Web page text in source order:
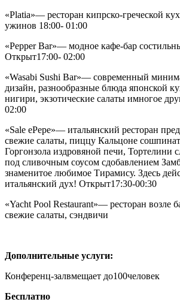
«Platia»— ресторан кипрско-греческой
ужинов 18:00- 01:00
«Pepper Bar»— модное кафе-бар
Открыт17:00- 02:00
«Wasabi Sushi Bar»— современный
дизайн, разнообразные блюда японской
нигири, экзотические салаты имногое
02:00
«Sale ePepe»— итальянский ресторан
свежие салаты, пиццу Кальцоне
Горгонзола издровяной печи, Тортелини
под сливочным соусом сдобавлением
знаменитое любимое Тирамису. Здесь
итальянский дух! Открыт17:30-00:30
«Yacht Pool Restaurant»— ресторан возле
свежие салаты, сэндвичи
Дополнительные услуги:
Конференц-залвмещает до100человек
Бесплатно